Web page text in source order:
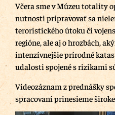
Včera sme v Múzeu totality
nutnosti pripravovať sa
teroristického útoku či
regióne, ale aj o hrozbách,
intenzívnejšie prírodné
udalosti spojené s rizikami
Videozáznam z prednášky
spracovaní prinesieme